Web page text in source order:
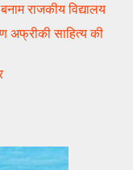
राजकीय विद्यालय
अफ्रीकी साहित्य की